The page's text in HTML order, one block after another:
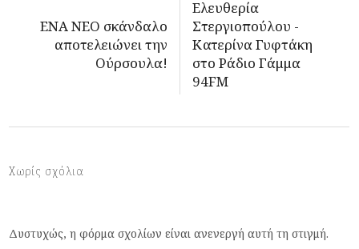
ΕΝΑ ΝΕΟ σκάνδαλο
αποτελειώνει την
Ούρσουλα!
Ελευθερία
Στεργιοπούλου -
Κατερίνα Γυφτάκη
στο Ράδιο Γάμμα
94FM
Χωρίς σχόλια
Δυστυχώς, η φόρμα σχολίων είναι ανενεργή αυτή τη στιγμή.